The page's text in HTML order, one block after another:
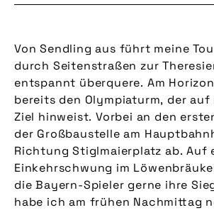
Von Sendling aus führt meine
durch Seitenstraßen zur
entspannt überquere. Am
bereits den Olympiaturm, der
Ziel hinweist. Vorbei an den
der Großbaustelle am
Richtung Stiglmaierplatz ab. Auf
Einkehrschwung im
die Bayern-Spieler gerne ihre
habe ich am frühen Nachmittag